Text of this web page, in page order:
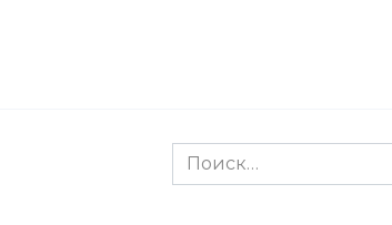
Search
for: